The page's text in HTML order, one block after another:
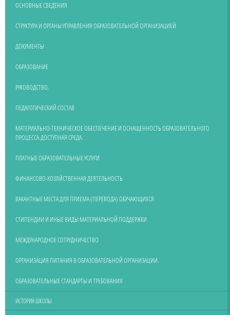
ОСНОВНЫЕ СВЕДЕНИЯ
СТРУКТУРА И ОРГАНЫ УПРАВЛЕНИЯ ОБРАЗОВАТЕЛЬНОЙ ОРГАНИЗАЦИЕЙ
ДОКУМЕНТЫ
ОБРАЗОВАНИЕ
РУКОВОДСТВО.
ПЕДАГОГИЧЕСКИЙ СОСТАВ
МАТЕРИАЛЬНО-ТЕХНИЧЕСКОЕ ОБЕСПЕЧЕНИЕ И ОСНАЩЕННОСТЬ ОБРАЗОВАТЕЛЬНОГО
ПРОЦЕССА.ДОСТУПНАЯ СРЕДА.
ПЛАТНЫЕ ОБРАЗОВАТЕЛЬНЫЕ УСЛУГИ
ФИНАНСОВО-ХОЗЯЙСТВЕННАЯ ДЕЯТЕЛЬНОСТЬ
ВАКАНТНЫЕ МЕСТА ДЛЯ ПРИЕМА (ПЕРЕВОДА) ОБУЧАЮЩИХСЯ
СТИПЕНДИИ И ИНЫЕ ВИДЫ МАТЕРИАЛЬНОЙ ПОДДЕРЖКИ
МЕЖДУНАРОДНОЕ СОТРУДНИЧЕСТВО
ОРГАНИЗАЦИЯ ПИТАНИЯ В ОБРАЗОВАТЕЛЬНОЙ ОРГАНИЗАЦИИ.
ОБРАЗОВАТЕЛЬНЫЕ СТАНДАРТЫ И ТРЕБОВАНИЯ
ИСТОРИЯ ШКОЛЫ